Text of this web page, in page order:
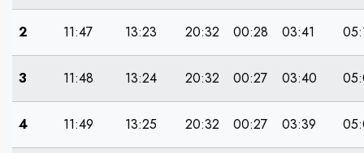
2 11:47 13:23 20:32 00:28 03:41
3 11:48 13:24 20:32 00:27 03:40
4 11:49 13:25 20:32 00:27 03:39